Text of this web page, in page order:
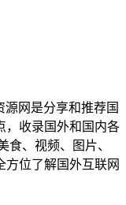
源网是分享和推荐国
，收录国外和国内各
食、视频、图片、
方位了解国外互联网